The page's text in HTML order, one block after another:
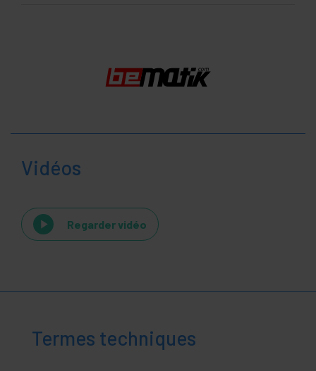
Vidéos
Regarder vidéo
Termes techniques